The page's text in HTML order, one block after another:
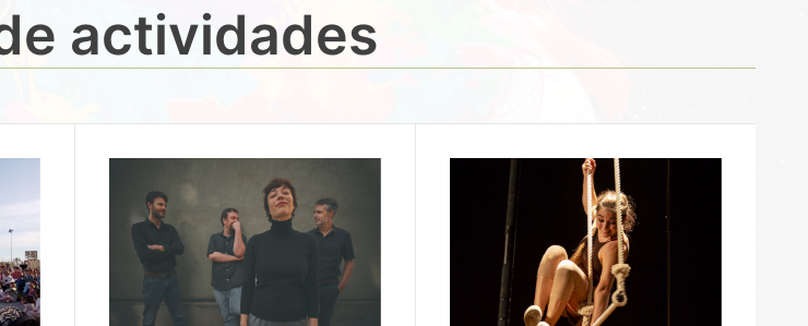
actividades